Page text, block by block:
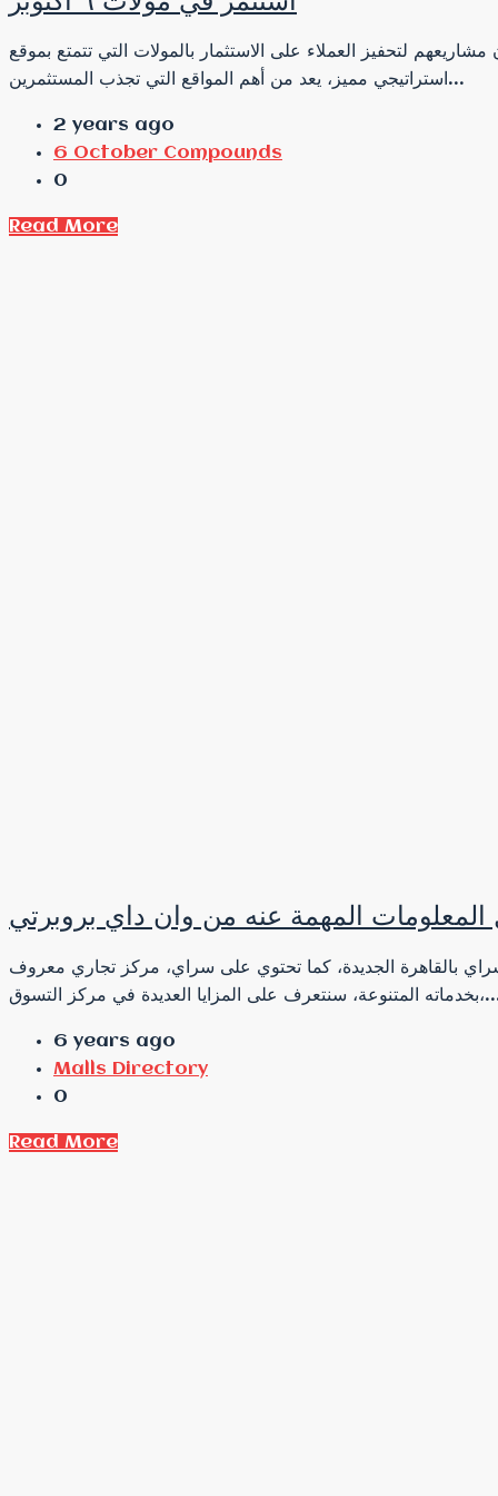
على الاستثمار لذا يشيدون مشاريعهم لتحفيز العملاء على الاستثمار بالمولات التي تتمتع بموقع
استراتيجي مميز، يعد من أهم المواقع التي تجذب المستثمرين...
2 years ago
6 October Compounds
0
Read More
المهمة عنه من وان داي بروبرتي
بالقاهرة الجديدة، كما تحتوي على سراي، مركز تجاري معروف
سنتعرف على المزايا العديدة في مركز التسوق،...
6 years ago
Malls Directory
0
Read More